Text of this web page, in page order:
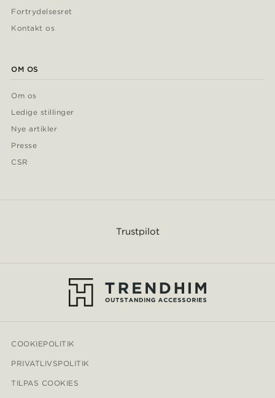
Fortrydelsesret
Kontakt os
OM OS
Om os
Ledige stillinger
Nye artikler
Presse
CSR
Trustpilot
COOKIEPOLITIK
PRIVATLIVSPOLITIK
TILPAS COOKIES